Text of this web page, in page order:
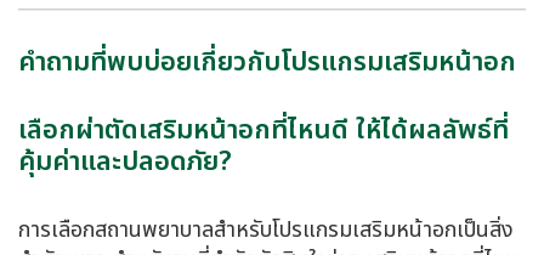
คำถามที่พบบ่อยเกี่ยวกับโปรแกรมเสริมหน้าอก
เลือกผ่าตัดเสริมหน้าอกที่ไหนดี ให้ได้ผลลัพธ์ที่
คุ้มค่าและปลอดภัย?
การเลือกสถานพยาบาลสำหรับโปรแกรมเสริมหน้าอกเป็นสิ่ง